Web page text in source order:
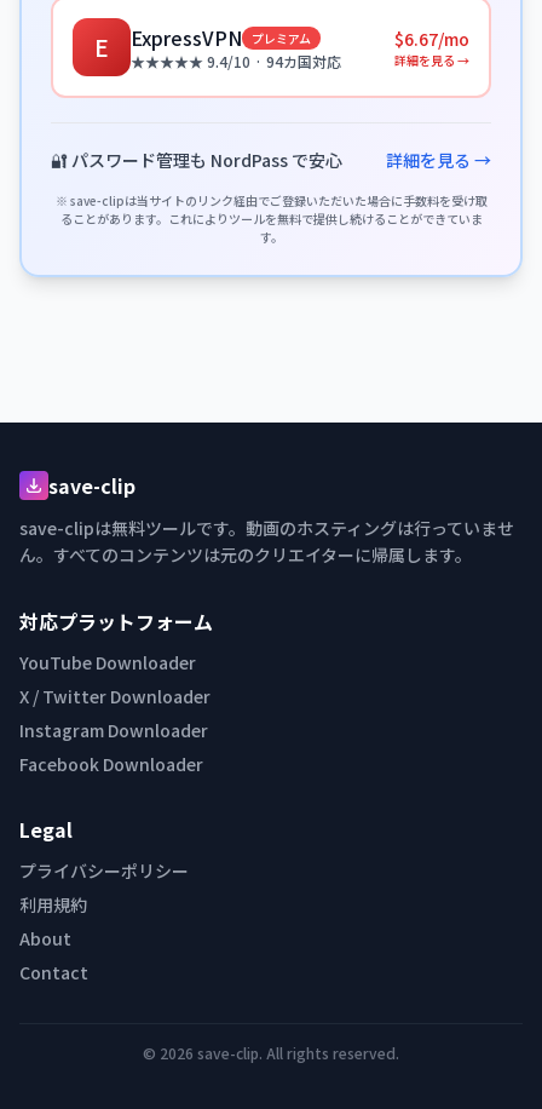
E ExpressVPN プレミアム
★★★★★ 9.4/10 · 94カ国対応
$6.67/mo
詳細を見る →
🔐 パスワード管理も NordPass で安心 詳細を見る →
※ save-clipは当サイトのリンク経由でご登録いただいた場合に手数料を受け取
ることがあります。これによりツールを無料で提供し続けることができていま
す。
save-clip
save-clipは無料ツールです。動画のホスティングは行っていませ
ん。すべてのコンテンツは元のクリエイターに帰属します。
対応プラットフォーム
YouTube Downloader
X / Twitter Downloader
Instagram Downloader
Facebook Downloader
Legal
プライバシーポリシー
利用規約
About
Contact
© 2026 save-clip. All rights reserved.